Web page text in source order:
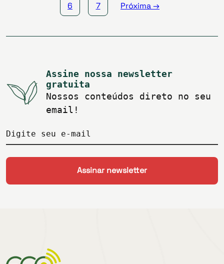
6
7 Próxima →
Assine nossa newsletter
gratuita
Nossos conteúdos direto no seu
email!
Digite seu e-mail